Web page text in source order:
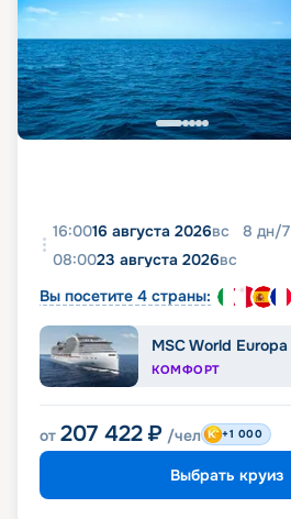
16:0016 августа 2026вс 8 дн/7
08:0023 августа 2026вс
Вы посетите 4 страны:
MSC World Europa
КОМФОРТ
от 207 422 ₽ /чел +1 000
Выбрать круиз